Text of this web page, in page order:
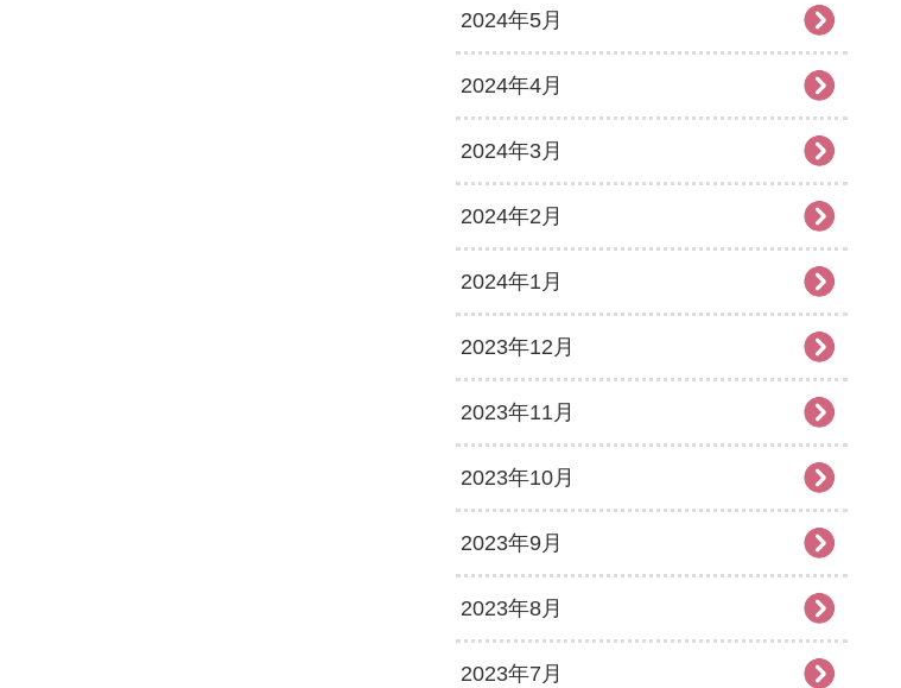
2024年5月
2024年4月
2024年3月
2024年2月
2024年1月
2023年12月
2023年11月
2023年10月
2023年9月
2023年8月
2023年7月